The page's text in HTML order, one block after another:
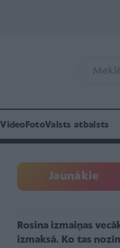
Video FotoValsts atbalsts
Jaunākie
Rosina izmaiņas
izmaksā. Ko tas